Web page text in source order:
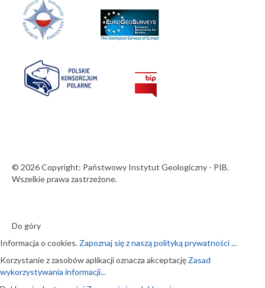
© 2026 Copyright: Państwowy Instytut Geologiczny - PIB.
Wszelkie prawa zastrzeżone.
Do góry
Informacja o cookies. Zapoznaj się z naszą polityką prywatności ...
Korzystanie z zasobów aplikacji oznacza akceptację Zasad
wykorzystywania informacji...